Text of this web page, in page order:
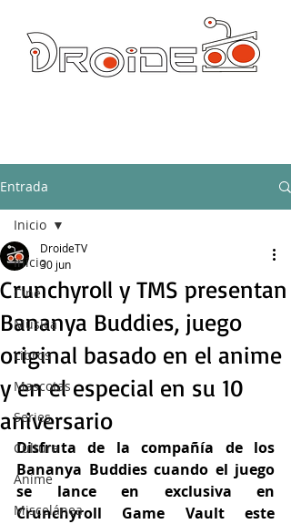
Entrada
Inicio
Cine
Música
Libros
Mascotas
Series
Cultura
Anime
Miscelánea
Inicio
Crunchyroll y TMS presentan
Bananya Buddies, juego
original basado en el anime
y en el especial en su 10
aniversario
DroideTV
30 jun
Disfruta de la compañía de los
Bananya Buddies cuando el juego
se lance en exclusiva en
Crunchyroll Game Vault este